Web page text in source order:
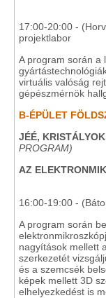
17:00-20:00 -
projektlabor
A program során a
virtuális valóság
gépészmérnök
B-ÉPÜLET
JÉÉ,
PROGRAM)
AZ
16:00-19:00 -
A program során
nagyítások mellett
szerkezetét
és a szemcsék
képek mellett 3D
elhelyezkedést is